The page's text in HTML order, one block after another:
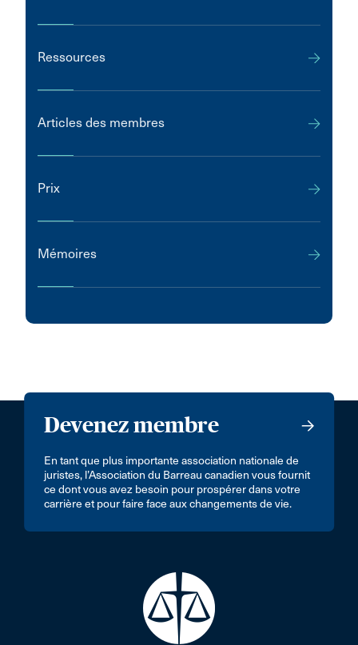
Ressources
Articles des membres
Prix
Mémoires
Devenez membre
En tant que plus importante association nationale de
juristes, l’Association du Barreau canadien vous fournit
ce dont vous avez besoin pour prospérer dans votre
carrière et pour faire face aux changements de vie.